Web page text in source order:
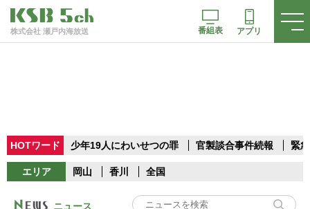
株式会社 瀬戸内海放送 番組表 アプリ
HOTワード 少年19人にわいせつの罪 官製談合事件続報 緊
エリア 岡山 香川 全国
ニュース